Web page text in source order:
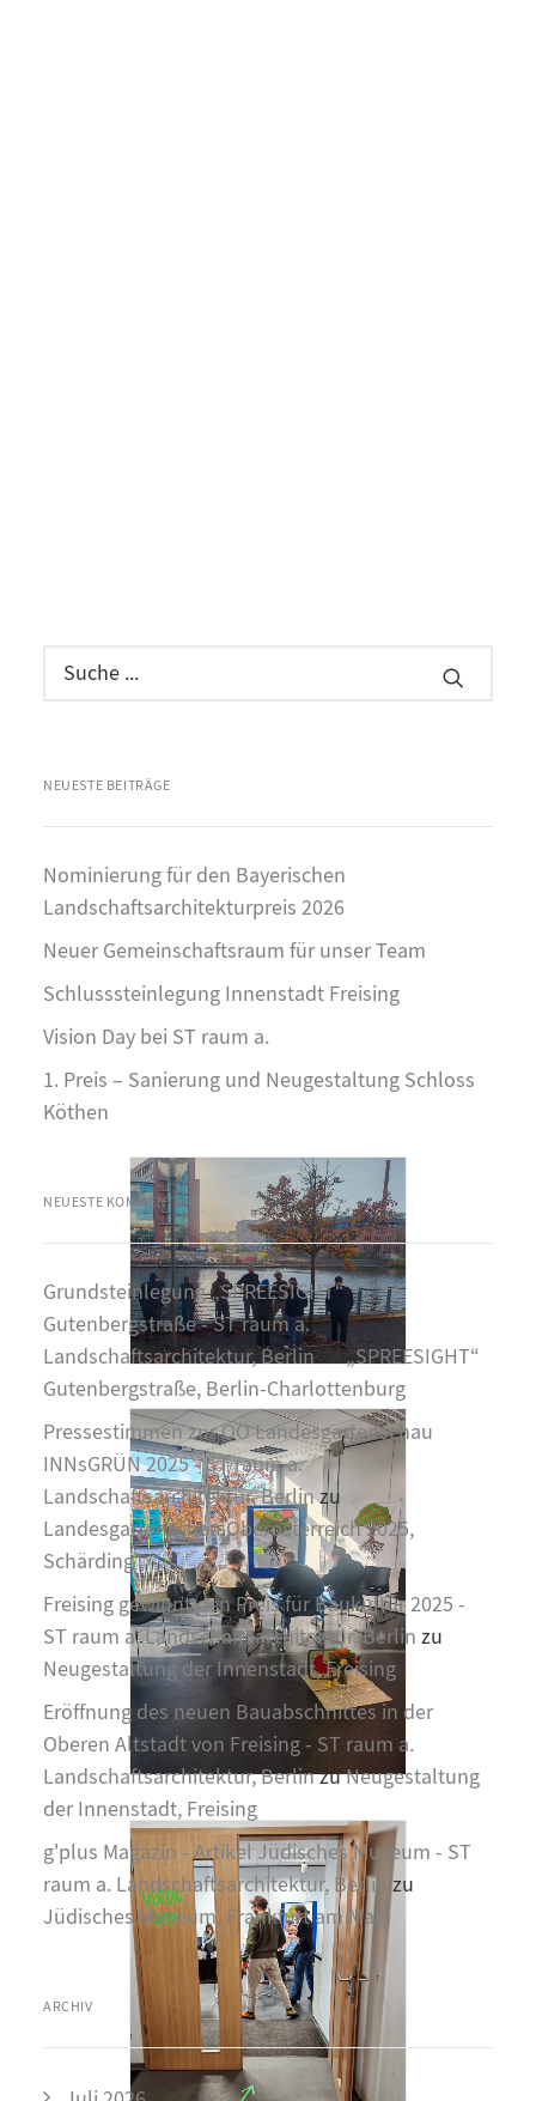
NEUESTE BEITRÄGE
Nominierung für den Bayerischen
Landschaftsarchitekturpreis 2026
Neuer Gemeinschaftsraum für unser Team
Schlusssteinlegung Innenstadt Freising
Vision Day bei ST raum a.
1. Preis – Sanierung und Neugestaltung Schloss
Köthen
NEUESTE KOMMENTARE
Grundsteinlegung „SPREESIGHT“
Gutenbergstraße - ST raum a.
Landschaftsarchitektur, Berlinzu„SPREESIGHT“
Gutenbergstraße, Berlin-Charlottenburg
Pressestimmen zur OÖ Landesgartenschau
INNsGRÜN 2025 - ST raum a.
Landschaftsarchitektur, Berlinzu
Landesgartenschau Oberösterreich 2025,
Schärding
Freising gewinnt den Preis für Baukultur 2025 -
ST raum a. Landschaftsarchitektur, Berlin zu
Neugestaltung der Innenstadt, Freising
Eröffnung des neuen Bauabschnittes in der
Oberen Altstadt von Freising - ST raum a.
Landschaftsarchitektur, BerlinzuNeugestaltung
der Innenstadt, Freising
g'plus Magazin - Artikel Jüdisches Museum - ST
raum a. Landschaftsarchitektur, Berlin zu
Jüdisches Museum, Frankfurt am Main
ARCHIV